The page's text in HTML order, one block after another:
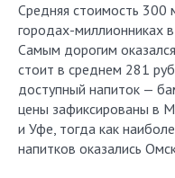
Средняя стоимость 300
городах-миллионниках
Самым дорогим
стоит в среднем 281
доступный напиток —
цены зафиксированы в
и Уфе, тогда как
напитков оказались